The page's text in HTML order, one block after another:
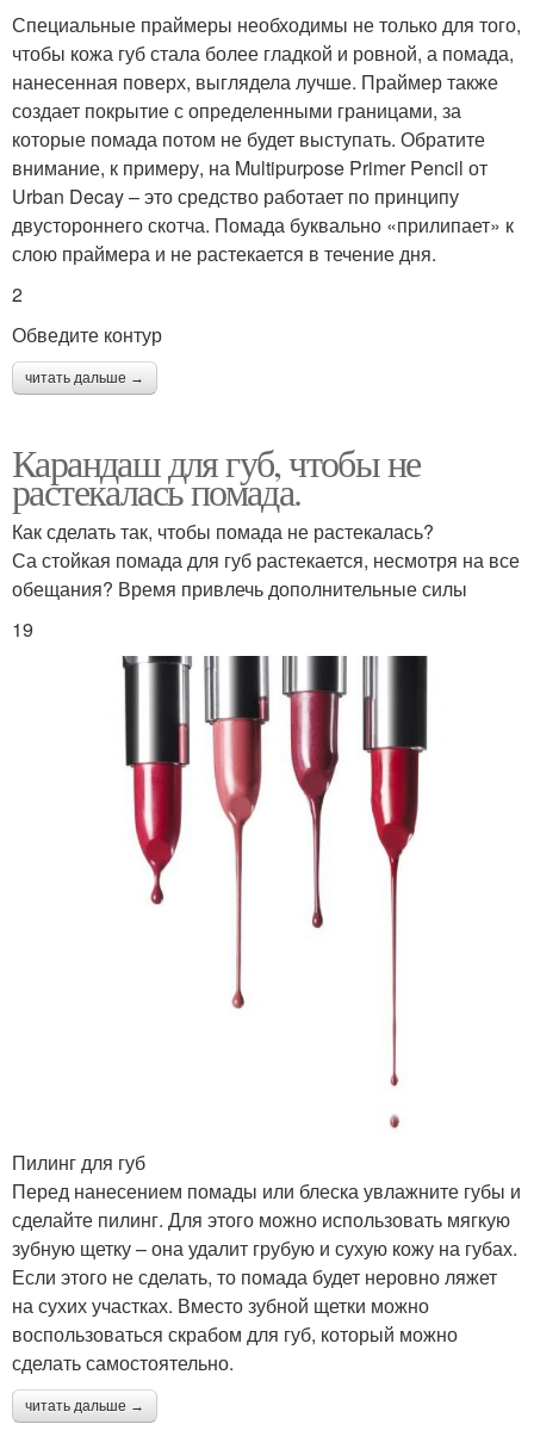
Специальные праймеры необходимы не только для того,
чтобы кожа губ стала более гладкой и ровной, а помада,
нанесенная поверх, выглядела лучше. Праймер также
создает покрытие с определенными границами, за
которые помада потом не будет выступать. Обратите
внимание, к примеру, на Multipurpose Primer Pencil от
Urban Decay – это средство работает по принципу
двустороннего скотча. Помада буквально «прилипает» к
слою праймера и не растекается в течение дня.
2
Обведите контур
читать дальше →
Карандаш для губ, чтобы не
растекалась помада.
Как сделать так, чтобы помада не растекалась?
Са стойкая помада для губ растекается, несмотря на все
обещания? Время привлечь дополнительные силы
19
Пилинг для губ
Перед нанесением помады или блеска увлажните губы и
сделайте пилинг. Для этого можно использовать мягкую
зубную щетку – она удалит грубую и сухую кожу на губах.
Если этого не сделать, то помада будет неровно ляжет
на сухих участках. Вместо зубной щетки можно
воспользоваться скрабом для губ, который можно
сделать самостоятельно.
читать дальше →